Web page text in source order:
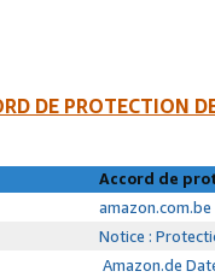
DE PROTECTION
Accord de
Notice :
Amazon.de